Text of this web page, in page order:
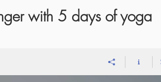
with 5 days of yoga